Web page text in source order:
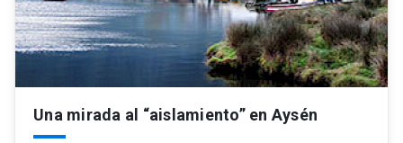
Una mirada al “aislamiento” en Aysén